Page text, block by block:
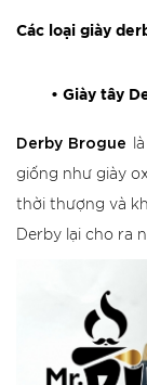
Các loại giày
• Giày tây
Derby Brogue
giống như giày
thời thượng và
Derby lại cho ra